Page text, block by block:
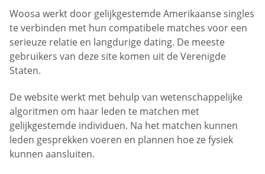
Woosa werkt door gelijkgestemde Amerikaanse singles
te verbinden met hun compatibele matches voor een
serieuze relatie en langdurige dating. De meeste
gebruikers van deze site komen uit de Verenigde
Staten.
De website werkt met behulp van wetenschappelijke
algoritmen om haar leden te matchen met
gelijkgestemde individuen. Na het matchen kunnen
leden gesprekken voeren en plannen hoe ze fysiek
kunnen aansluiten.